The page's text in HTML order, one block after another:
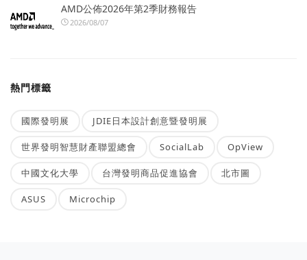
AMD公佈2026年第2季財務報告
2026/08/07
熱門標籤
國際發明展 JDIE日本設計創意暨發明展
世界發明智慧財產聯盟總會 SocialLab OpView
中國文化大學 台灣發明商品促進協會 北市圖
ASUS Microchip